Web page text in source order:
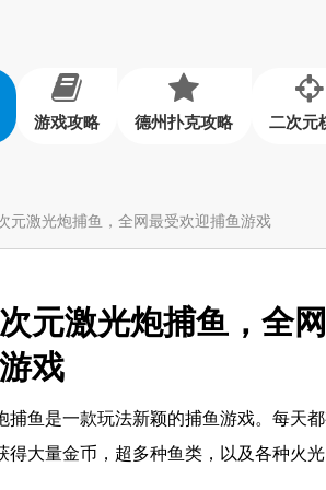
游戏攻略 德州扑克攻略 二次元
元激光炮捕鱼，全网最受欢迎捕鱼游戏
元激光炮捕鱼，全
戏
捕鱼是一款玩法新颖的捕鱼游戏。每天
得大量金币，超多种鱼类，以及各种火